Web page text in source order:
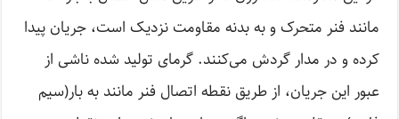
مانند فنر متحرک و به بدنه مقاومت نزدیک است، جریان پیدا
کرده و در مدار گردش می‌کنند. گرمای تولید شده ناشی از
عبور این جریان، از طریق نقطه اتصال فنر مانند به بار(سیم